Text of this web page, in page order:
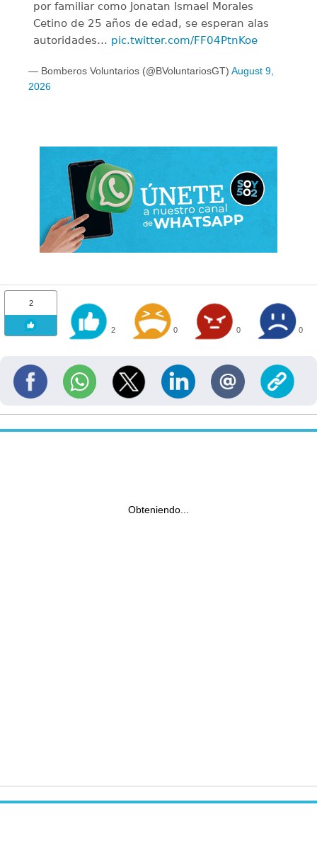
por familiar como Jonatan Ismael Morales
Cetino de 25 años de edad, se esperan alas
autoridades… pic.twitter.com/FF04PtnKoe
— Bomberos Voluntarios (@BVoluntariosGT) August 9,
2026
2
2 0 0 0
Obteniendo...